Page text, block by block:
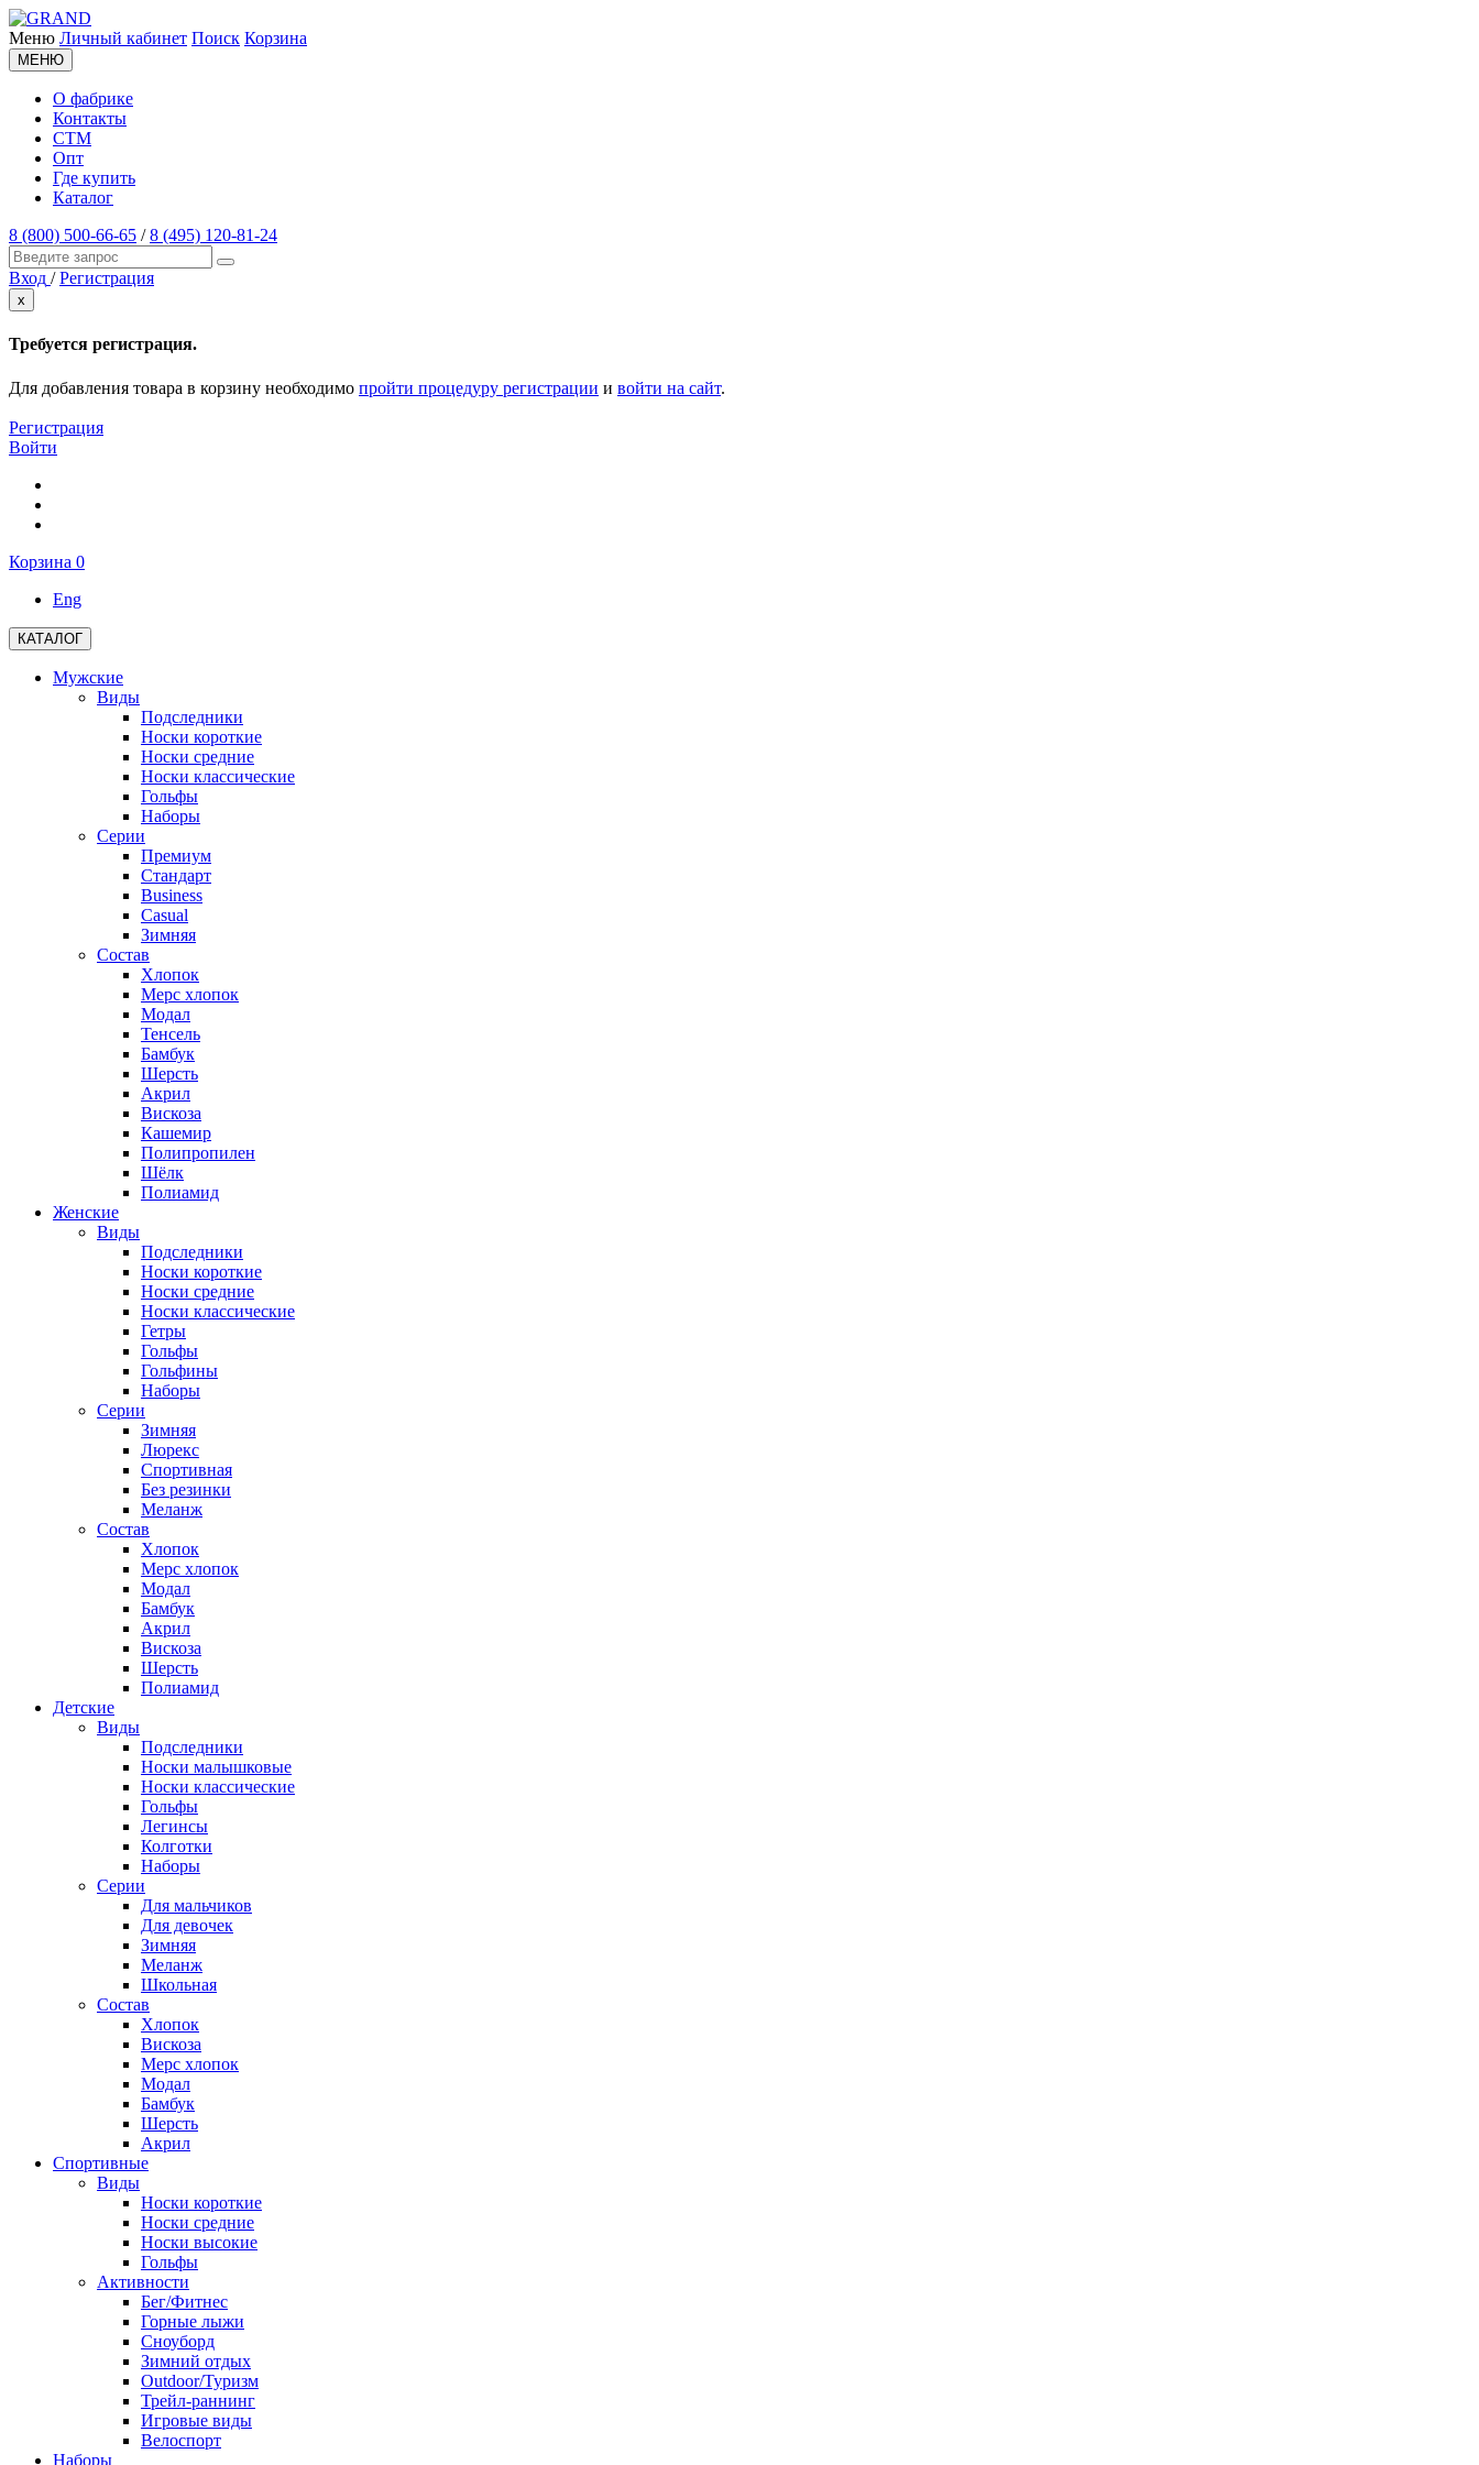
Меню Личный кабинет Поиск Корзина
МЕНЮ
О фабрике
Контакты
СТМ
Опт
Где купить
Каталог
8 (800) 500-66-65 /8 (495) 120-81-24
Вход / Регистрация
x
Требуется регистрация.
Для добавления товара в корзину необходимо пройти процедуру регистрации и войти на сайт.
Регистрация
Войти
Корзина 0
Eng
КАТАЛОГ
Мужские
Виды
Подследники
Носки короткие
Носки средние
Носки классические
Гольфы
Наборы
Серии
Премиум
Стандарт
Business
Casual
Зимняя
Состав
Хлопок
Мерс хлопок
Модал
Тенсель
Бамбук
Шерсть
Акрил
Вискоза
Кашемир
Полипропилен
Шёлк
Полиамид
Женские
Виды
Подследники
Носки короткие
Носки средние
Носки классические
Гетры
Гольфы
Гольфины
Наборы
Серии
Зимняя
Люрекс
Спортивная
Без резинки
Меланж
Состав
Хлопок
Мерс хлопок
Модал
Бамбук
Акрил
Вискоза
Шерсть
Полиамид
Детские
Виды
Подследники
Носки малышковые
Носки классические
Гольфы
Легинсы
Колготки
Наборы
Серии
Для мальчиков
Для девочек
Зимняя
Меланж
Школьная
Состав
Хлопок
Вискоза
Мерс хлопок
Модал
Бамбук
Шерсть
Акрил
Спортивные
Виды
Носки короткие
Носки средние
Носки высокие
Гольфы
Активности
Бег/Фитнес
Горные лыжи
Сноуборд
Зимний отдых
Outdoor/Туризм
Трейл-раннинг
Игровые виды
Велоспорт
Наборы